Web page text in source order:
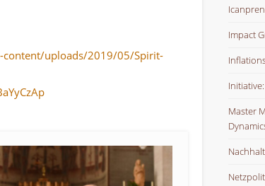
uploads/2019/05/Spirit-
Impact
Master